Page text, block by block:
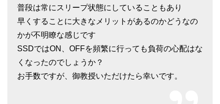
普段は常にスリープ状態にしていることもあり
早くすることに大きなメリットがあるのかどうなの
かが不明瞭な感じです
SSDではON、OFFを頻繁に行っても負荷の心配はな
くなったのでしょうか？
お手数ですが、御教授いただけたら幸いです。